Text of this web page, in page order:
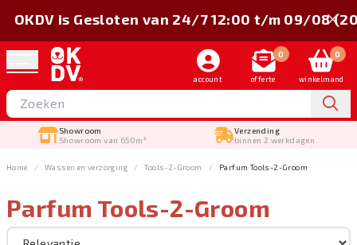
account
0
offerte
0
winkelmand
Showroom
Showroom van 650m²
Verzending
binnen 2 werkdagen
OKDV is Gesloten van 24/7 12:00 t/m 09/08
Home Wassen en verzorging Tools-2-Groom Parfum Tools-2-Groom
Sorteer op
Parfum Tools-2-Groom